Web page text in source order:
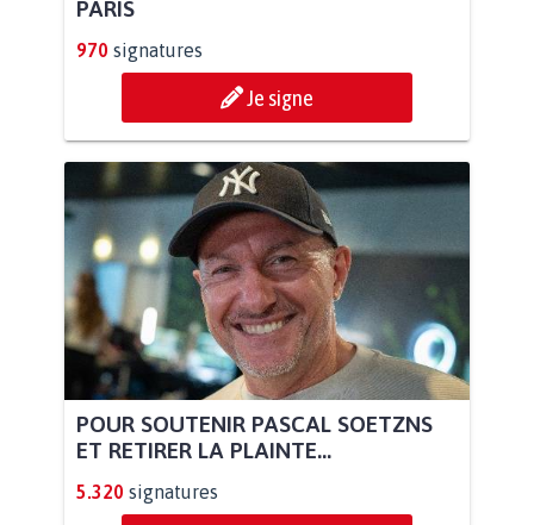
PARIS
970 signatures
Je signe
POUR SOUTENIR PASCAL SOETZNS
ET RETIRER LA PLAINTE...
5.320 signatures